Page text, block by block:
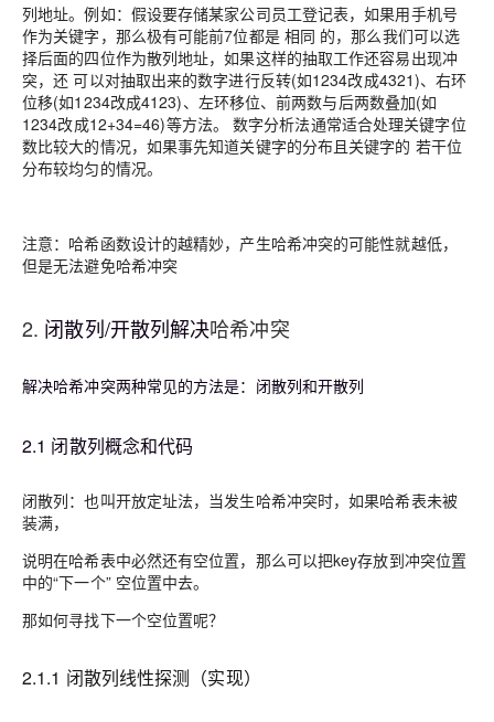
列地址。例如：假设要存储某家公司员工登记表，如果用手机号
作为关键字，那么极有可能前7位都是 相同 的，那么我们可以选
择后面的四位作为散列地址，如果这样的抽取工作还容易出现冲
突，还 可以对抽取出来的数字进行反转(如1234改成4321)、右环
位移(如1234改成4123)、左环移位、前两数与后两数叠加(如
1234改成12+34=46)等方法。 数字分析法通常适合处理关键字位
数比较大的情况，如果事先知道关键字的分布且关键字的 若干位
分布较均匀的情况。
注意：哈希函数设计的越精妙，产生哈希冲突的可能性就越低，
但是无法避免哈希冲突
2. 闭散列/开散列解决哈希冲突
解决哈希冲突两种常见的方法是： 闭散列和开散列
2.1 闭散列概念和代码
闭散列：也叫开放定址法，当发生哈希冲突时，如果哈希表未被
装满，
说明在哈希表中必然还有空位置，那么可以把key存放到冲突位置
中的“下一个” 空位置中去。
那如何寻找下一个空位置呢？
2.1.1 闭散列线性探测（实现）